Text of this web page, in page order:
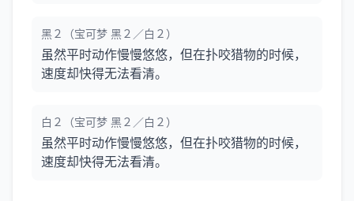
黑２（宝可梦 黑２／白２）
虽然平时动作慢慢悠悠，但在扑咬猎物的时候，
速度却快得无法看清。
白２（宝可梦 黑２／白２）
虽然平时动作慢慢悠悠，但在扑咬猎物的时候，
速度却快得无法看清。